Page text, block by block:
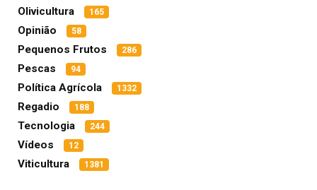
Olivicultura 165
Opinião 58
Pequenos Frutos 286
Pescas 94
Política Agrícola 1332
Regadio 188
Tecnologia 244
Vídeos 12
Viticultura 1381